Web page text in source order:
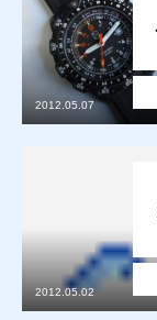
2012.05.07
2012.05.02